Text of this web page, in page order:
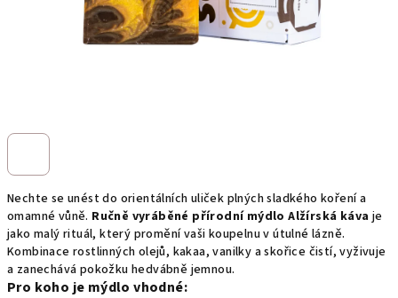
Nechte se unést do orientálních uliček plných sladkého koření a
omamné vůně. Ručně vyráběné přírodní mýdlo Alžírská káva je
jako malý rituál, který promění vaši koupelnu v útulné lázně.
Kombinace rostlinných olejů, kakaa, vanilky a skořice čistí, vyživuje
a zanechává pokožku hedvábně jemnou.
Pro koho je mýdlo vhodné: